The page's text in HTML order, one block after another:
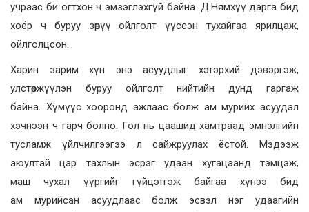
учраас би огтхон ч эмзэглэхгүй байна. Д.Нямхүү дарга бид
хоёр ч буруу зөрүү ойлголт үүссэн тухайгаа ярилцаж,
ойлголцсон.
Харин зарим хүн энэ асуудлыг хэтэрхий дэвэргэж,
улстөржүүлэн буруу ойлголт нийтийн дунд гаргаж
байна. Хүмүүс хооронд ажлаас болж ам мурийх асуудал
хэчнээн ч гарч болно. Гол нь цаашид хамтраад эмнэлгийн
тусламж үйлчилгээгээ л сайжруулах ёстой. Мэдээж
аюултай цар тахлын эсрэг удаан хугацаанд тэмцэж,
маш чухал үүргийг гүйцэтгэж байгаа хүнээ бид
ам мурийсан асуудлаас болж эсвэл нэг удаагийн